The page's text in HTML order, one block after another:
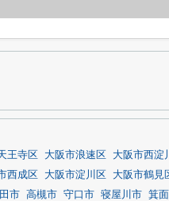
王寺区 大阪市浪速区 大阪市西淀
西成区 大阪市淀川区 大阪市鶴見
市 高槻市 守口市 寝屋川市 箕